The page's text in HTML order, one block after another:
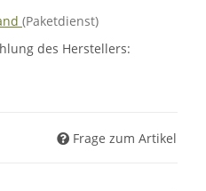
(Paketdienst)
des Herstellers:
Frage zum Artikel